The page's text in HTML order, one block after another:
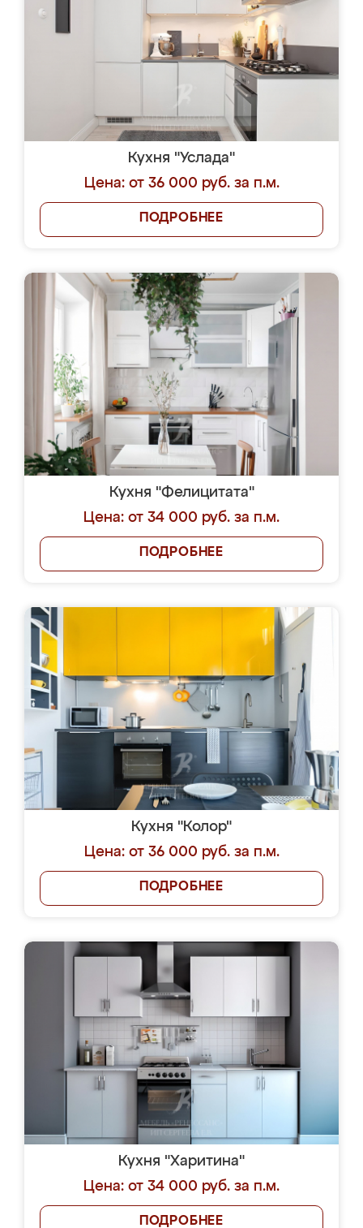
Кухня "Услада"
Цена: от 36 000 руб. за п.м.
ПОДРОБНЕЕ
Кухня "Фелицитата"
Цена: от 34 000 руб. за п.м.
ПОДРОБНЕЕ
Кухня "Колор"
Цена: от 36 000 руб. за п.м.
ПОДРОБНЕЕ
Кухня "Харитина"
Цена: от 34 000 руб. за п.м.
ПОДРОБНЕЕ